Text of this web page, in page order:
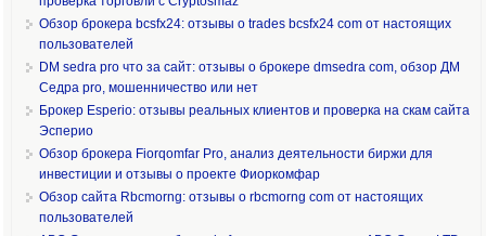
Обзор брокера bcsfx24: отзывы о trades bcsfx24 com от настоящих
пользователей
DM sedra pro что за сайт: отзывы о брокере dmsedra com, обзор ДМ
Седра pro, мошенничество или нет
Брокер Esperio: отзывы реальных клиентов и проверка на скам сайта
Эсперио
Обзор брокера Fiorqomfar Pro, анализ деятельности биржи для
инвестиции и отзывы о проекте Фиоркомфар
Обзор сайта Rbcmorng: отзывы о rbcmorng com от настоящих
пользователей